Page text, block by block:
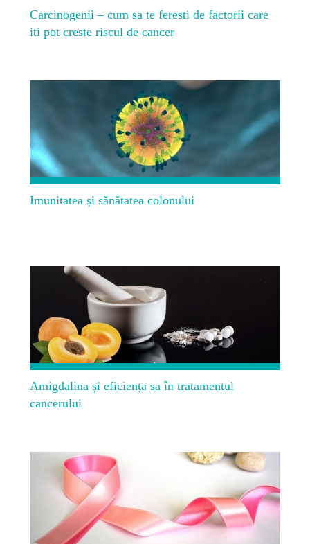
Carcinogenii – cum sa te feresti de factorii care
iti pot creste riscul de cancer
Imunitatea și sănătatea colonului
Amigdalina și eficiența sa în tratamentul
cancerului